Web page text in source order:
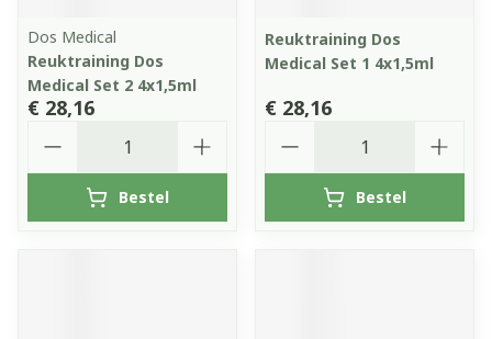
Dos Medical
Reuktraining Dos
Medical Set 2 4x1,5ml
€ 28,16
Bestel
Reuktraining Dos
Medical Set 1 4x1,5ml
€ 28,16
Bestel